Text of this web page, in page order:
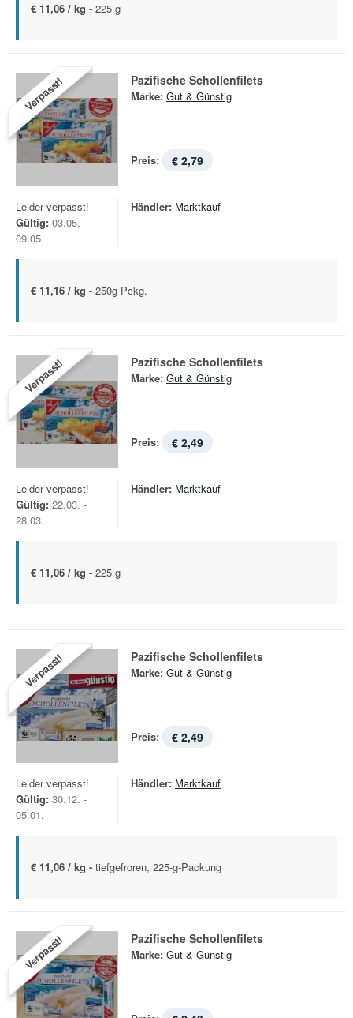
€ 11,06 / kg - 225 g
Verpasst! Pazifische Schollenfilets
Marke: Gut & Günstig
Preis: € 2,79
Leider verpasst!
Gültig: 03.05. -
09.05.
Händler: Marktkauf
€ 11,16 / kg - 250g Pckg.
Verpasst! Pazifische Schollenfilets
Marke: Gut & Günstig
Preis: € 2,49
Leider verpasst!
Gültig: 22.03. -
28.03.
Händler: Marktkauf
€ 11,06 / kg - 225 g
Verpasst! Pazifische Schollenfilets
Marke: Gut & Günstig
Preis: € 2,49
Leider verpasst!
Gültig: 30.12. -
05.01.
Händler: Marktkauf
€ 11,06 / kg - tiefgefroren, 225-g-Packung
Verpasst! Pazifische Schollenfilets
Marke: Gut & Günstig